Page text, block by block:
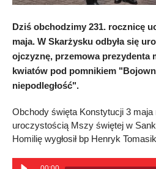
Dziś obchodzimy 231. rocznicę
maja. W Skarżysku odbyła się
ojczyznę, przemowa prezydenta
kwiatów pod pomnikiem
niepodległość".
Obchody święta Konstytucji 3 maja
uroczystością Mszy świętej w
Homilię wygłosił bp Henryk